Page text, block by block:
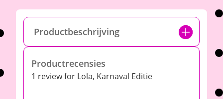
Productbeschrijving
Productrecensies
1 review for Lola, Karnaval Editie